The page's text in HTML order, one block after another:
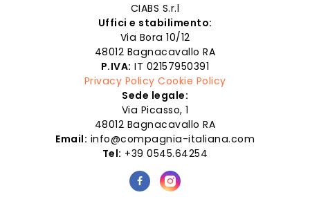
CIABS S.r.l
Uffici e stabilimento:
Via Bora 10/12
48012 Bagnacavallo RA
P.IVA: IT 02157950391
Privacy Policy Cookie Policy
Sede legale:
Via Picasso, 1
48012 Bagnacavallo RA
Email: info@compagnia-italiana.com
Tel: +39 0545.64254